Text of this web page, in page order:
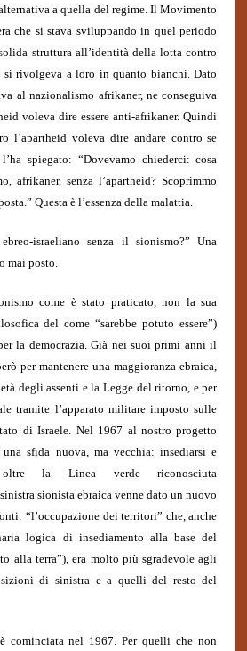
a quella del regime. Il Movimento
che si stava sviluppando in quel periodo
struttura all’identità della lotta contro
si rivolgeva a loro in quanto bianchi. Dato
al nazionalismo afrikaner, ne conseguiva
voleva dire essere anti-afrikaner. Quindi
l’apartheid voleva dire andare contro se
spiegato: “Dovevamo chiederci: cosa
afrikaner, senza l’apartheid? Scoprimmo
Questa è l’essenza della malattia.
israeliano senza il sionismo?” Una
mai posto.
come è stato praticato, non la sua
del come “sarebbe potuto essere”)
la democrazia. Già nei suoi primi anni il
per mantenere una maggioranza ebraica,
degli assenti e la Legge del ritorno, e per
tramite l’apparato militare imposto sulle
di Israele. Nel 1967 al nostro progetto
sfida nuova, ma vecchia: insediarsi e
la Linea verde riconosciuta
sionista ebraica venne dato un nuovo
“l’occupazione dei territori” che, anche
logica di insediamento alla base del
alla terra”), era molto più sgradevole agli
di sinistra e a quelli del resto del
cominciata nel 1967. Per quelli che non